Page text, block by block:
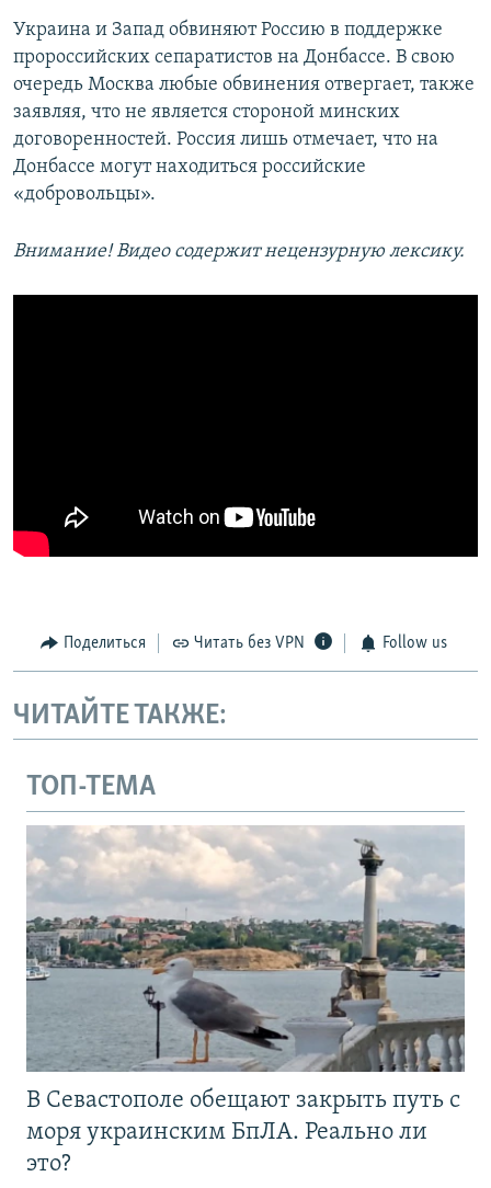
Украина и Запад обвиняют Россию в поддержке
пророссийских сепаратистов на Донбассе. В свою
очередь Москва любые обвинения отвергает, также
заявляя, что не является стороной минских
договоренностей. Россия лишь отмечает, что на
Донбассе могут находиться российские
«добровольцы».
Внимание! Видео содержит нецензурную лексику.
Поделиться Читать без VPN Follow us
ЧИТАЙТЕ ТАКЖЕ:
ТОП-ТЕМА
В Севастополе обещают закрыть путь с
моря украинским БпЛА. Реально ли
это?